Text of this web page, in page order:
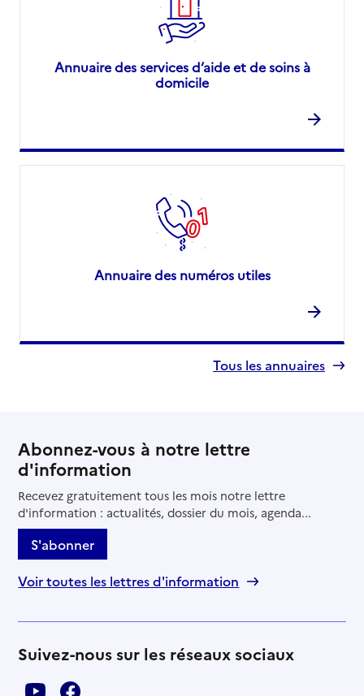
Annuaire des services d’aide et de soins à
domicile
Annuaire des numéros utiles
Tous les annuaires
Abonnez-vous à notre lettre
d'information
Recevez gratuitement tous les mois notre lettre
d'information : actualités, dossier du mois, agenda...
S'abonner
Voir toutes les lettres d'information
Suivez-nous sur les réseaux sociaux